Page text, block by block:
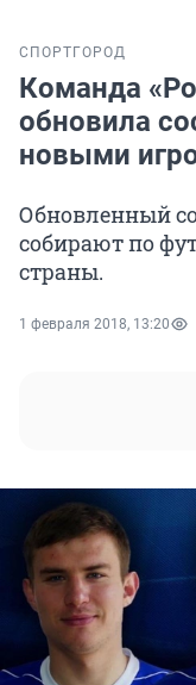
СПОРТ ГОРОД
Команда
обновила
новыми
Обновленный
собирают по
страны.
1 февраля 2018, 13:20